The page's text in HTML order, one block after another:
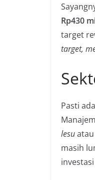
Rp430
target
target,
Pasti
lesuatau
masih